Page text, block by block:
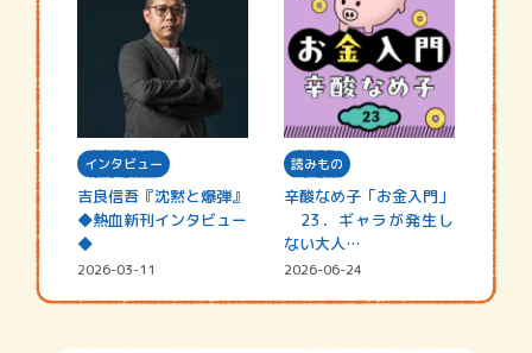
インタビュー
吉良信吾『沈黙と爆弾』
◆熱血新刊インタビュー
◆
2026-03-11
読みもの
辛酸なめ子「お金入門」
23．ギャラが発生し
ない大人…
2026-06-24